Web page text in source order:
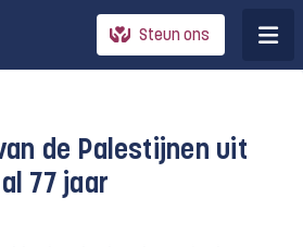
Steun ons
de Palestijnen uit
77 jaar